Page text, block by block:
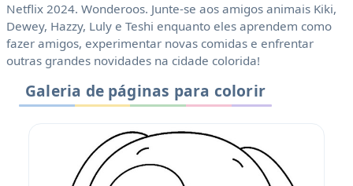
Netflix 2024. Wonderoos. Junte-se aos amigos animais Kiki,
Dewey, Hazzy, Luly e Teshi enquanto eles aprendem como
fazer amigos, experimentar novas comidas e enfrentar
outras grandes novidades na cidade colorida!
Galeria de páginas para colorir